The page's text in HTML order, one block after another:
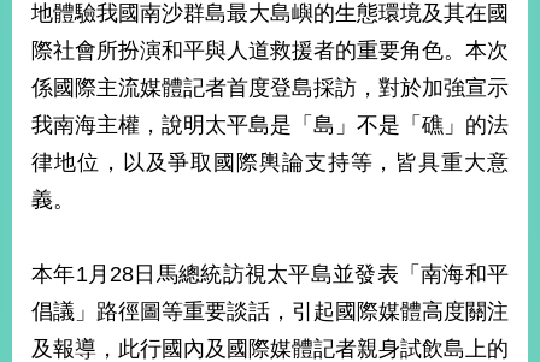
不
落
國
海
和
平
護
回
首
網
地體驗我國南沙群島最大島嶼的生態環境及其在國
際社會所扮演和平與人道救援者的重要角色。本次
係國際主流媒體記者首度登島採訪，對於加強宣示
我南海主權，說明太平島是「島」不是「礁」的法
律地位，以及爭取國際輿論支持等，皆具重大意
義。
本年1月28日馬總統訪視太平島並發表「南海和平
倡議」路徑圖等重要談話，引起國際媒體高度關注
及報導，此行國內及國際媒體記者親身試飲島上的